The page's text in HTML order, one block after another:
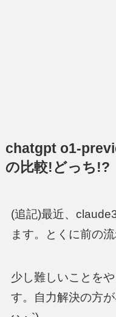
chatgpt o1-
の比較!どっち!?
(追記)最近、
ます。とくに前の
少し難しいことを
す。自力解決の方